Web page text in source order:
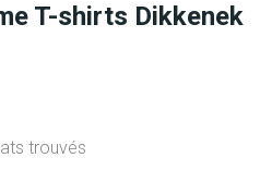
T-shirts Dikkenek
trouvés